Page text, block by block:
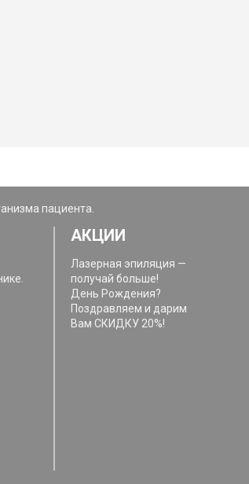
пациента.
АКЦИИ
Лазерная эпиляция —
получай больше!
День Рождения?
Поздравляем и дарим
Вам СКИДКУ 20%!